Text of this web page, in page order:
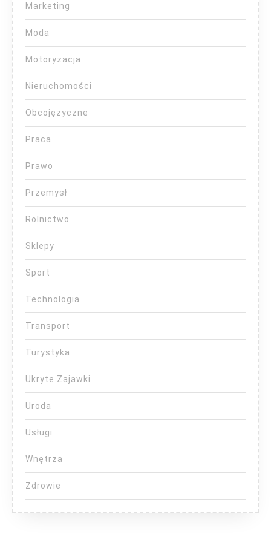
Marketing
Moda
Motoryzacja
Nieruchomości
Obcojęzyczne
Praca
Prawo
Przemysł
Rolnictwo
Sklepy
Sport
Technologia
Transport
Turystyka
Ukryte Zajawki
Uroda
Usługi
Wnętrza
Zdrowie